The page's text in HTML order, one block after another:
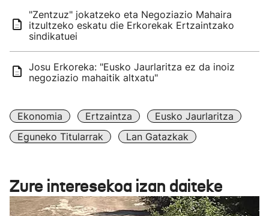
"Zentzuz" jokatzeko eta Negoziazio Mahaira
itzultzeko eskatu die Erkorekak Ertzaintzako
sindikatuei
Josu Erkoreka: "Eusko Jaurlaritza ez da inoiz
negoziazio mahaitik altxatu"
Ekonomia Ertzaintza
Eusko Jaurlaritza
Eguneko Titularrak
Lan Gatazkak
Zure interesekoa izan daiteke